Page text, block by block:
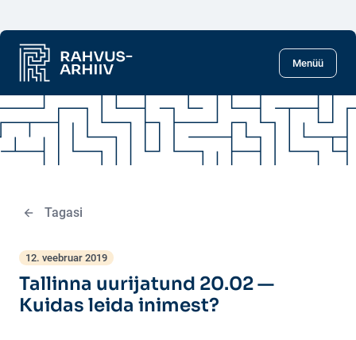
Menüü
Tagasi
12. veebruar 2019
Tallinna uurijatund 20.02 —
Kuidas leida inimest?